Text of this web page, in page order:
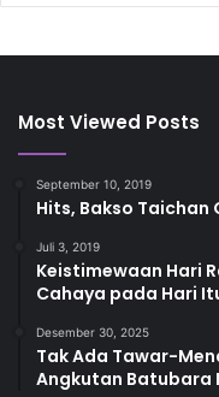
Most Viewed Posts
September 10, 2019
Hits, Bakso Taichan
Juli 3, 2019
Keistimewaan Hari
Cahaya pada Hari
Desember 30, 2025
Tak Ada Tawar-
Angkutan Batubara